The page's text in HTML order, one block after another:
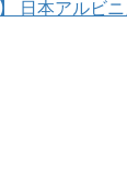
日本アルビニ